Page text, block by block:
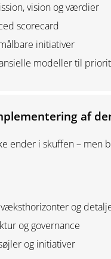
vision og værdier
scorecard
initiativer
modeller til
af
ender i skuffen – men
og
og governance
og initiativer